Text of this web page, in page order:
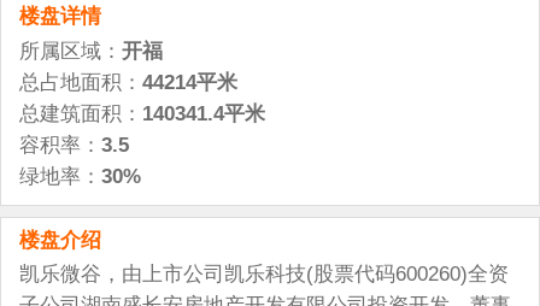
人文景观：长沙市博物馆、长沙市图书馆、长沙市规划
展示馆、长沙市音乐厅；烈士公园、月湖公园；
金融机构：农行华夏支行、工行新河储蓄所、中国移动
通信五家岭营业厅、伍家岭邮政所、工商银通分理处；
医疗配套： 德福医院、保益堂大药房、同济医院、康泰
药号、中南大学湘雅医学院门诊部
酒店餐饮：北辰洲际酒店、珠江花园酒店；江宴食府、
静轩音乐茶楼、冯胖子酒家、银苑海鲜酒楼、大旺角酒
店、华悦大酒店、湖南康桥大酒店、溜溜溜食府益阳总
店、银星海鲜大酒楼、衡东味美思连锁店。
楼盘详情
所属区域： 开福
总占地面积： 44214平米
总建筑面积： 140341.4平米
容积率： 3.5
绿地率： 30%
楼盘介绍
凯乐微谷，由上市公司凯乐科技(股票代码600260)全资